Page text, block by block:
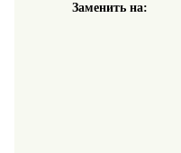
Заменить на: